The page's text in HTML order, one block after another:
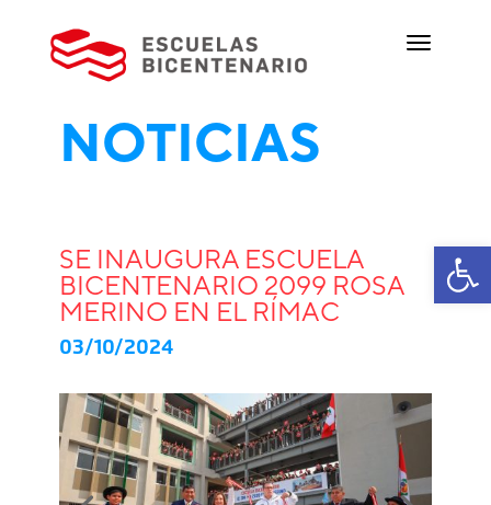
NOTICIAS
SE INAUGURA ESCUELA
BICENTENARIO 2099 ROSA
MERINO EN EL RÍMAC
03/10/2024